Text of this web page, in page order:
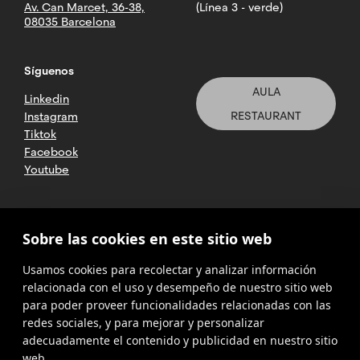
60
que
distribuyen
entre
asignaturas
obligatorias,
optativas
Trabajo
Final
de
Máster.
Resumen
del
programa
of
Tourism,
and
Email
m
n
c
rr
e
t
e
r
Trámites
estudiantes
internacionales
El
equipo
de
ORI
brindará
información
actualizada
sobre
los
trámites
a
desarrollar
una
obligatorias.
incluidas
dentro
del
plan
de
estudios
y
que
carácter
realización
de
prácticas
se
desarrolla
mediante
las
ciencias
humanidades,
especialmente
los
derivados
de
las
licenciaturas
la
adaptación
al
Espacio
Europeo
campus.
servicios
para
estudiantes
Career
y
profesional
Comunidad
Alumni
CETT
Av. Can Marcet, 36-38,
08035 Barcelona
(Línea 3 - verde)
Síguenos
Linkedin
Instagram
Tiktok
Facebook
Youtube
AULA
RESTAURANT
2025 CETT. Todos los derechos
reservados
Aviso legal
Política de
privacidad
Cookies
Sobre las cookies en este sitio web
Usamos cookies para recolectar y analizar información
relacionada con el uso y desempeño de nuestro sitio web
para poder proveer funcionalidades relacionadas con las
redes sociales, y para mejorar y personalizar
adecuadamente el contenido y publicidad en nuestro sitio